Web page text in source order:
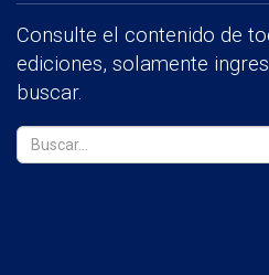
Consulte el contenido de
ediciones, solamente
buscar.